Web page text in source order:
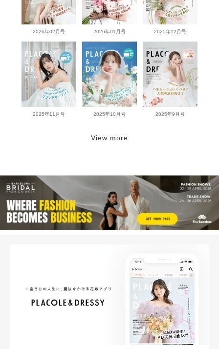
2026年02月号 2026年01月号 2025年12月号
2025年11月号 2025年10月号 2025年9月号
View more